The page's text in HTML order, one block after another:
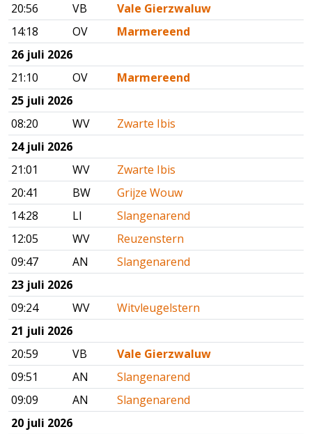
20:56
VB
Vale Gierzwaluw
14:18
OV
Marmereend
26 juli 2026
21:10
OV
Marmereend
25 juli 2026
08:20
WV
Zwarte Ibis
24 juli 2026
21:01
WV
Zwarte Ibis
20:41
BW
Grijze Wouw
14:28
LI
Slangenarend
12:05
WV
Reuzenstern
09:47
AN
Slangenarend
23 juli 2026
09:24
WV
Witvleugelstern
21 juli 2026
20:59
VB
Vale Gierzwaluw
09:51
AN
Slangenarend
09:09
AN
Slangenarend
20 juli 2026